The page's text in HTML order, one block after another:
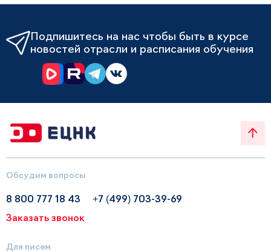
Подпишитесь на нас чтобы быть в курсе
новостей отрасли и расписания обучения
Обсудим вопросы
8 800 777 18 43
+7 (499) 703-39-69
Заказать звонок
Для писем